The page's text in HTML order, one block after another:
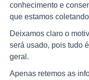
conhecimento e
que estamos
Deixamos claro o
será usado, pois tudo
geral.
Apenas retemos as